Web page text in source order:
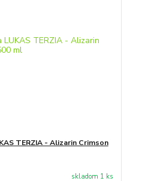
TERZIA - Alizarin Crimson
skladom 1 ks